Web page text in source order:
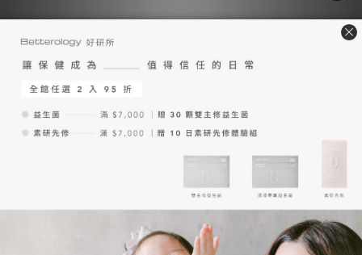
Q：雙主修和順順畢業益生菌，兩款能不能一起
吃？
Q：不敢吞膠囊怎麼辦？
Q：大部分孩子都不敢吞膠囊，為什麼要做成益
Q：益生菌分齡怎麼吃？